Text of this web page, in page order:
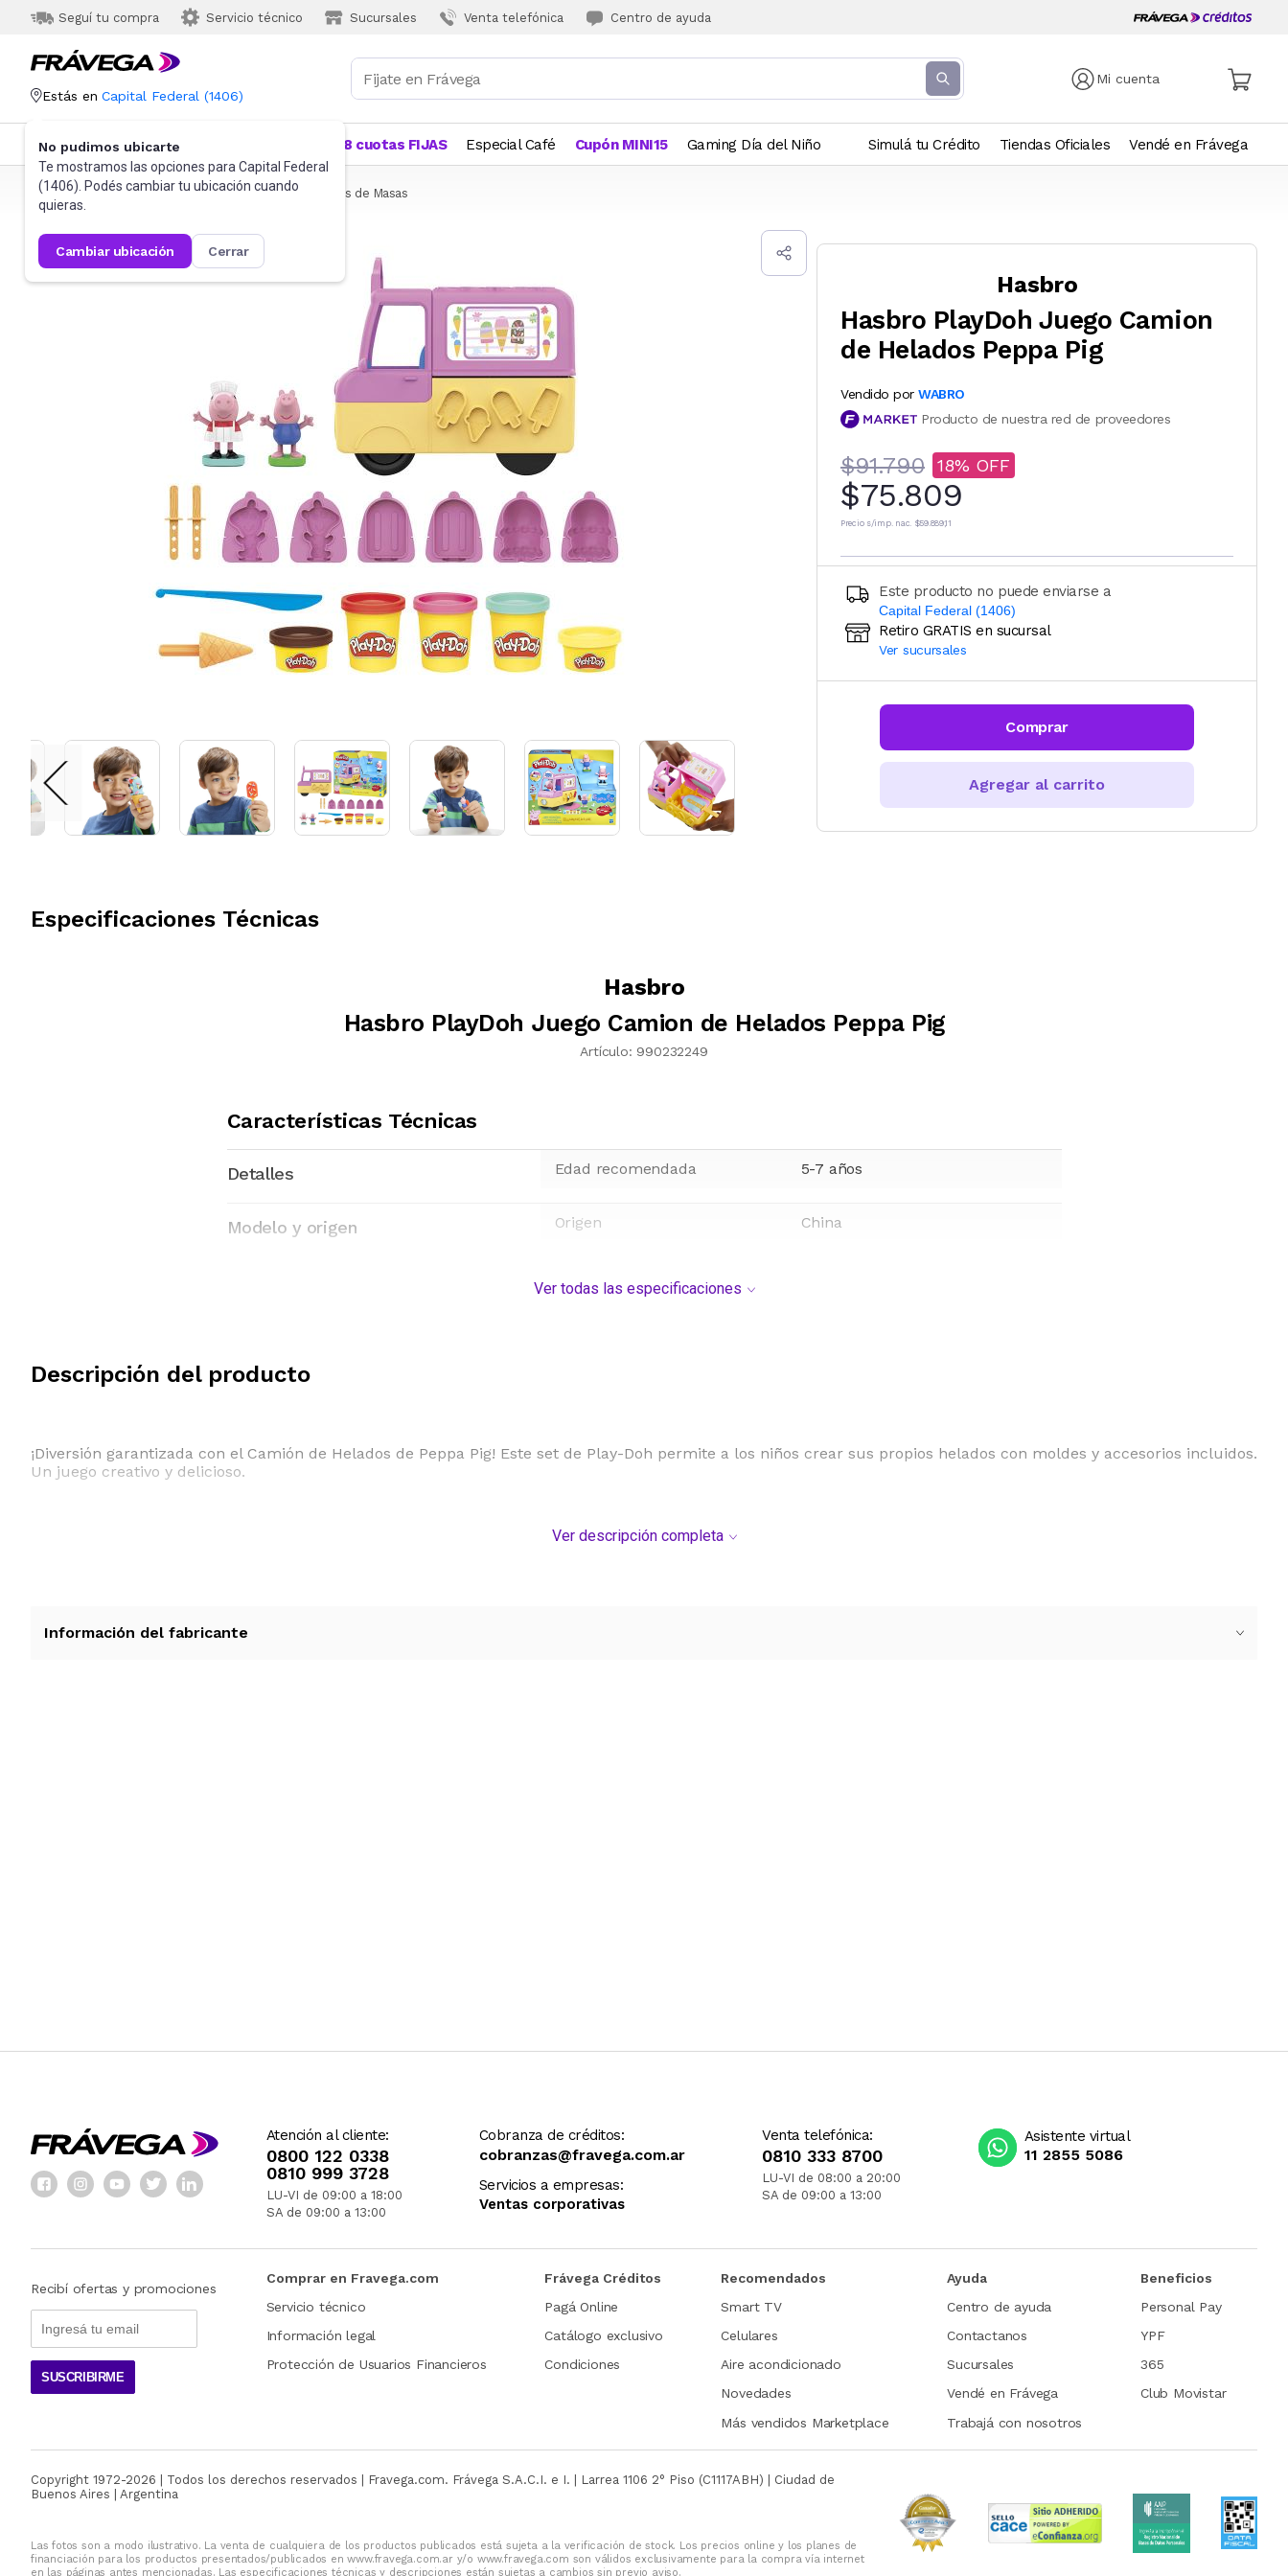
Seguí tu compra Servicio técnico Sucursales Venta telefónica Centro de ayuda
Mi cuenta
Estás en Capital Federal (1406)
No pudimos ubicarte
Te mostramos las opciones para Capital Federal
(1406). Podés cambiar tu ubicación cuando
quieras.
cambiar ubicación cerrar
Categorías Más Vendidos 18 cuotas FIJAS Especial Café Cupón MINI15 Gaming Día del Niño Simulá tu Crédito Tiendas Oficiales Vendé en Frávega
Frávega Juguetes y Juegos Sets y otros Juegos de Masas
Hasbro
Hasbro PlayDoh Juego Camion
de Helados Peppa Pig
Vendido por WABRO
Producto de nuestra red de proveedores
$91.790 18
$75.809
Precio s/imp. nac. $59.889,11
Este producto no puede enviarse a
Capital Federal (1406)
Ingresá código postal (sólo números)
Retiro GRATIS en sucursal
Ver sucursales
Comprar
Agregar al carrito
Especificaciones Técnicas
Hasbro
Hasbro PlayDoh Juego Camion de Helados Peppa Pig
Artículo: 990232249
Características Técnicas
Detalles Edad recomendada 5-7 años
Modelo y origen Origen China
Ver todas las especificaciones
Descripción del producto
¡Diversión garantizada con el Camión de Helados de Peppa Pig! Este set de Play-Doh permite a los niños crear sus propios helados con moldes y accesorios incluidos.
Un juego creativo y delicioso.
Ver descripción completa
Información del fabricante
Atención al cliente:
0800 122 0338
0810 999 3728
LU-VI de 09:00 a 18:00
SA de 09:00 a 13:00
Cobranza de créditos:
cobranzas@fravega.com.ar
Servicios a empresas:
Ventas corporativas
Venta telefónica:
0810 333 8700
LU-VI de 08:00 a 20:00
SA de 09:00 a 13:00
Asistente virtual
11 2855 5086
Recibí ofertas y promociones
SUSCRIBIRME
Comprar en Fravega.com
Servicio técnico
Información legal
Protección de Usuarios Financieros
Frávega Créditos
Pagá Online
Catálogo exclusivo
Condiciones
Recomendados
Smart TV
Celulares
Aire acondicionado
Novedades
Más vendidos Marketplace
Ayuda
Centro de ayuda
Contactanos
Sucursales
Vendé en Frávega
Trabajá con nosotros
Beneficios
Personal Pay
YPF
365
Club Movistar
Copyright 1972-2026 | Todos los derechos reservados | Fravega.com. Frávega S.A.C.I. e I. | Larrea 1106 2° Piso (C1117ABH) | Ciudad de
Buenos Aires | Argentina
Las fotos son a modo ilustrativo. La venta de cualquiera de los productos publicados está sujeta a la verificación de stock. Los precios online y los planes de
financiación para los productos presentados/publicados en www.fravega.com.ar y/o www.fravega.com son válidos exclusivamente para la compra vía internet
en las páginas antes mencionadas. Las especificaciones técnicas y descripciones están sujetas a cambios sin previo aviso.